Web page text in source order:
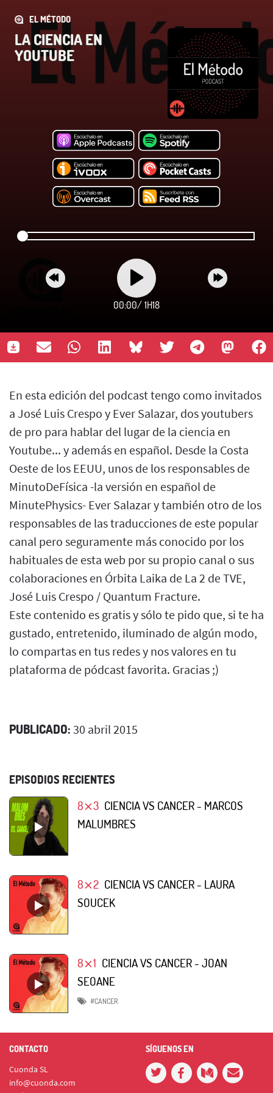
EL MÉTODO
LA CIENCIA EN
YOUTUBE
00:00/ 1H18
En esta edición del podcast tengo como invitados
a José Luis Crespo y Ever Salazar, dos youtubers
de pro para hablar del lugar de la ciencia en
Youtube... y además en español. Desde la Costa
Oeste de los EEUU, unos de los responsables de
MinutoDeFísica -la versión en español de
MinutePhysics- Ever Salazar y también otro de los
responsables de las traducciones de este popular
canal pero seguramente más conocido por los
habituales de esta web por su propio canal o sus
colaboraciones en Órbita Laika de La 2 de TVE,
José Luis Crespo / Quantum Fracture.
Este contenido es gratis y sólo te pido que, si te ha
gustado, entretenido, iluminado de algún modo,
lo compartas en tus redes y nos valores en tu
plataforma de pódcast favorita. Gracias ;)
PUBLICADO: 30 abril 2015
EPISODIOS RECIENTES
8⨯3 CIENCIA VS CANCER - MARCOS
MALUMBRES
8⨯2 CIENCIA VS CANCER - LAURA
SOUCEK
8⨯1 CIENCIA VS CANCER - JOAN
SEOANE
#CANCER
CONTACTO
Cuonda SL
info@cuonda.com
SÍGUENOS EN